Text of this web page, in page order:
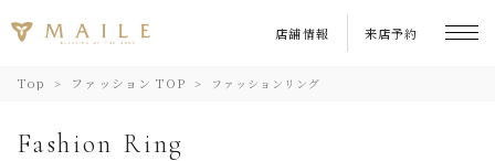
店舗情報 来店予約
Top ファッション TOP ファッションリング
Fashion Ring